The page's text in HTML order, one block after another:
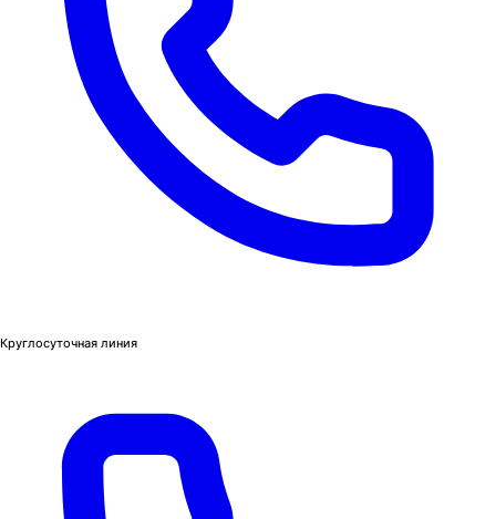
Круглосуточная линия